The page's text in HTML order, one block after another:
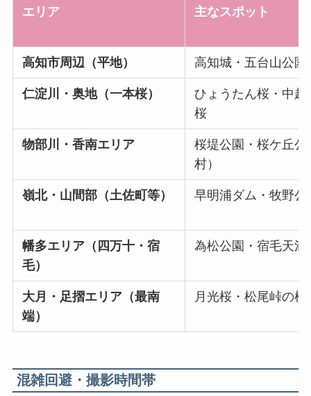
エリア 主なスポット
高知市周辺（平地） 高知城・五台山公園
仁淀川・奥地（一本桜）
ひょうたん桜・中越
桜
物部川・香南エリア
桜堤公園・桜ケ丘公
村）
嶺北・山間部（土佐町等） 早明浦ダム・牧野公
幡多エリア（四万十・宿
毛）
為松公園・宿毛天満
大月・足摺エリア（最南
端）
月光桜・松尾峠の桜
混雑回避・撮影時間帯